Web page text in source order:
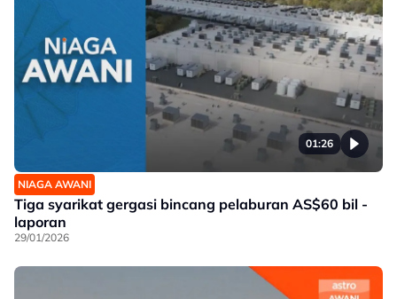
01:26
NIAGA AWANI
Tiga syarikat gergasi bincang pelaburan AS$60 bil -
laporan
29/01/2026